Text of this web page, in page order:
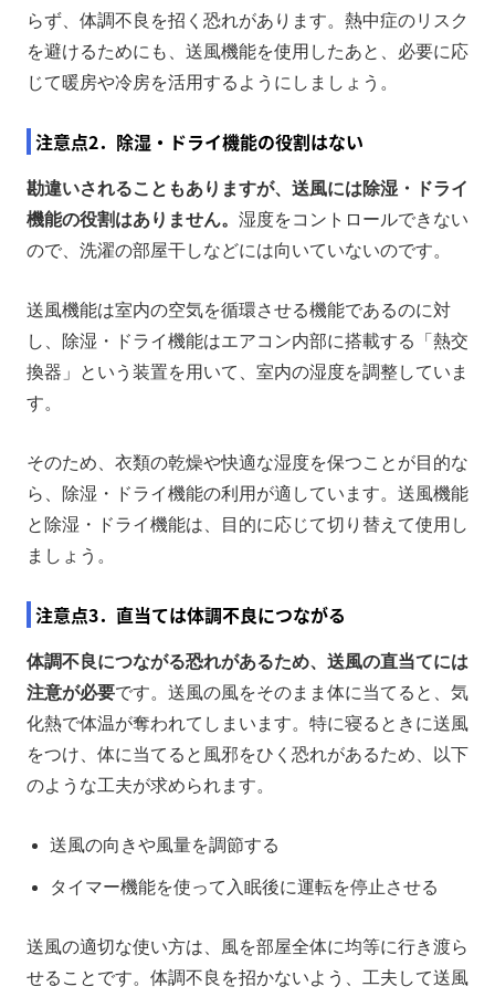
らず、体調不良を招く恐れがあります。熱中症のリスク
を避けるためにも、送風機能を使用したあと、必要に応
じて暖房や冷房を活用するようにしましょう。
注意点2．除湿・ドライ機能の役割はない
勘違いされることもありますが、送風には除湿・ドライ
機能の役割はありません。 湿度をコントロールできない
ので、洗濯の部屋干しなどには向いていないのです。
送風機能は室内の空気を循環させる機能であるのに対
し、除湿・ドライ機能はエアコン内部に搭載する「熱交
換器」という装置を用いて、室内の湿度を調整していま
す。
そのため、衣類の乾燥や快適な湿度を保つことが目的な
ら、除湿・ドライ機能の利用が適しています。送風機能
と除湿・ドライ機能は、目的に応じて切り替えて使用し
ましょう。
注意点3．直当ては体調不良につながる
体調不良につながる恐れがあるため、送風の直当てには
注意が必要です。送風の風をそのまま体に当てると、気
化熱で体温が奪われてしまいます。特に寝るときに送風
をつけ、体に当てると風邪をひく恐れがあるため、以下
のような工夫が求められます。
送風の向きや風量を調節する
タイマー機能を使って入眠後に運転を停止させる
送風の適切な使い方は、風を部屋全体に均等に行き渡ら
せることです。体調不良を招かないよう、工夫して送風